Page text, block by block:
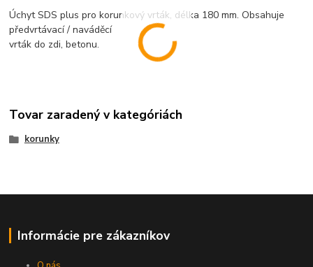
Úchyt SDS plus pro korunkový vrták, délka 180 mm. Obsahuje
předvrtávací / naváděcí
vrták do zdi, betonu.
Tovar zaradený v kategóriách
korunky
Informácie pre zákazníkov